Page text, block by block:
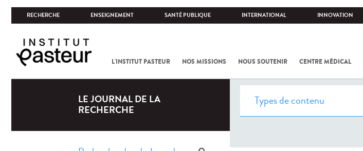
RECHERCHE ENSEIGNEMENT SANTÉ PUBLIQUE INTERNATIONAL INNOVATION
L'INSTITUT PASTEUR NOS MISSIONS NOUS SOUTENIR CENTRE MÉDICAL
LE JOURNAL DE LA
RECHERCHE